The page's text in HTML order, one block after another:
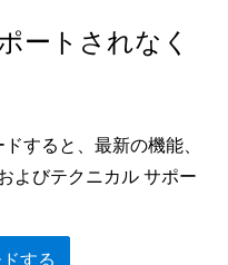
ートされなく
すると、最新の機能、
よびテクニカル サポー
する